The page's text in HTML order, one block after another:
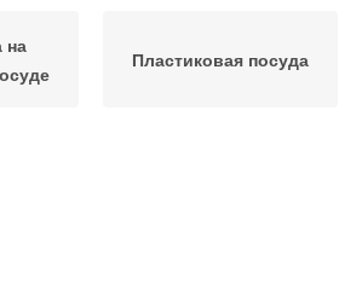
на
Пластиковая посуда